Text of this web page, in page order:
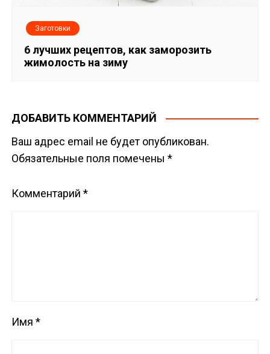
Заготовки
6 лучших рецептов, как заморозить
жимолость на зиму
ДОБАВИТЬ КОММЕНТАРИЙ
Ваш адрес email не будет опубликован.
Обязательные поля помечены*
Комментарий*
Имя*